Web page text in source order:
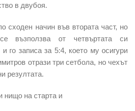
в двубоя.
сходен начин във втората част, но
възползва от четвъртата си
го записа за 5:4, което му осигури
отрази три сетбола, но чехът
резултата.
нищо на старта и